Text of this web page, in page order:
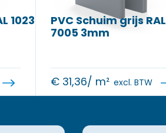
1023
PVC Schuim grijs RAL
7005 3mm
€ 31,36/ m² excl. BTW